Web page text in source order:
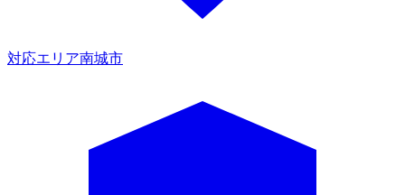
対応エリア南城市